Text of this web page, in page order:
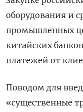
оборудования и
промышленных
китайских
платежей от
Поводом для
«существенные